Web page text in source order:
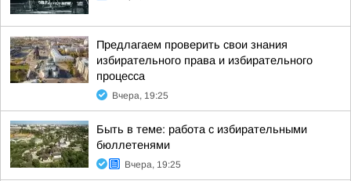
Предлагаем проверить свои знания
избирательного права и избирательного
процесса
Вчера, 19:25
Быть в теме: работа с избирательными
бюллетенями
Вчера, 19:25